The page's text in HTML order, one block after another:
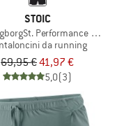
Tights II
STOIC
Performance 2in1
da running
69,95 €41,97 €
5,0(3)